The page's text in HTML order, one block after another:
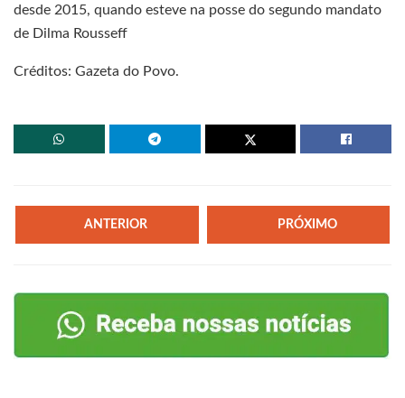
desde 2015, quando esteve na posse do segundo mandato
de Dilma Rousseff
Créditos: Gazeta do Povo.
ANTERIOR PRÓXIMO